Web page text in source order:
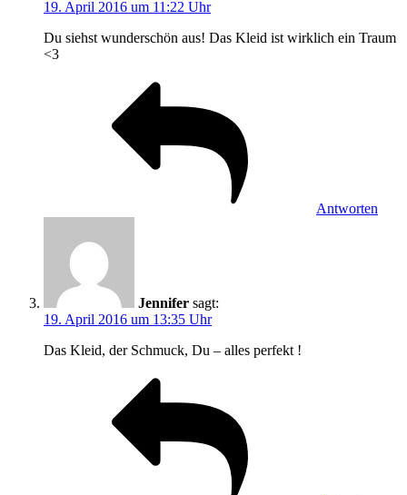
19. April 2016 um 11:22 Uhr
Du siehst wunderschön aus! Das Kleid ist wirklich ein Traum
<3
Antworten
Jennifer sagt:
19. April 2016 um 13:35 Uhr
Das Kleid, der Schmuck, Du – alles perfekt !